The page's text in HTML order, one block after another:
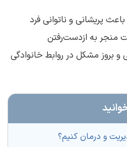
باعث پریشانی و ناتوانی فرد
به ازدست‌رفتن
بروز مشکل‌ در روابط خانوادگی
و درمان کنیم؟